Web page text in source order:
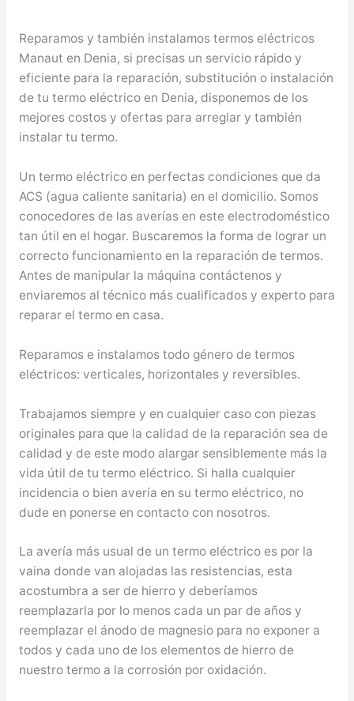
Reparamos y también instalamos termos eléctricos
Manaut en Denia, si precisas un servicio rápido y
eficiente para la reparación, substitución o instalación
de tu termo eléctrico en Denia, disponemos de los
mejores costos y ofertas para arreglar y también
instalar tu termo.
Un termo eléctrico en perfectas condiciones que da
ACS (agua caliente sanitaria) en el domicilio. Somos
conocedores de las averías en este electrodoméstico
tan útil en el hogar. Buscaremos la forma de lograr un
correcto funcionamiento en la reparación de termos.
Antes de manipular la máquina contáctenos y
enviaremos al técnico más cualificados y experto para
reparar el termo en casa.
Reparamos e instalamos todo género de termos
eléctricos: verticales, horizontales y reversibles.
Trabajamos siempre y en cualquier caso con piezas
originales para que la calidad de la reparación sea de
calidad y de este modo alargar sensiblemente más la
vida útil de tu termo eléctrico. Si halla cualquier
incidencia o bien avería en su termo eléctrico, no
dude en ponerse en contacto con nosotros.
La avería más usual de un termo eléctrico es por la
vaina donde van alojadas las resistencias, esta
acostumbra a ser de hierro y deberíamos
reemplazarla por lo menos cada un par de años y
reemplazar el ánodo de magnesio para no exponer a
todos y cada uno de los elementos de hierro de
nuestro termo a la corrosión por oxidación.